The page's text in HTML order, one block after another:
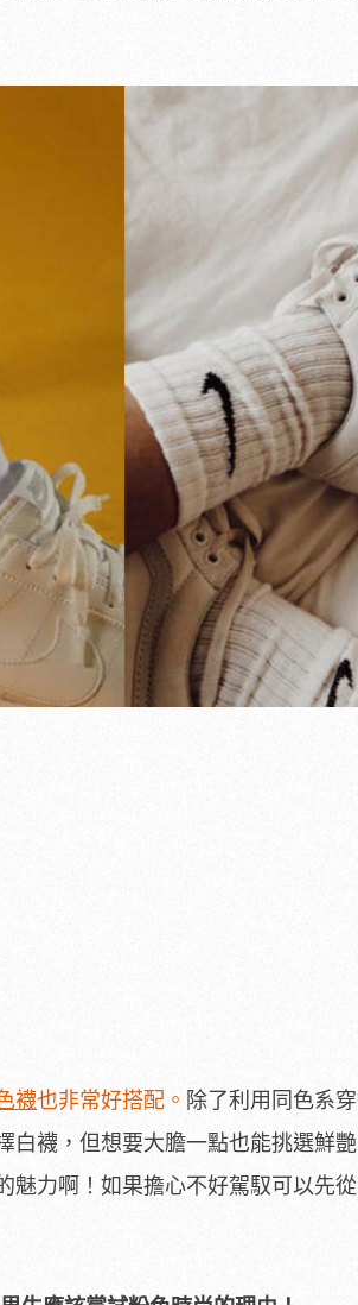
襪也非常好搭配。 除了利用同色系
白襪，但想要大膽一點也能挑選鮮
魅力啊！如果擔心不好駕馭可以先